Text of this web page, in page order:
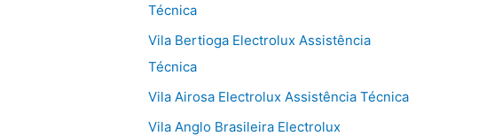
Técnica
Vila Bertioga Electrolux Assistência
Técnica
Vila Airosa Electrolux Assistência Técnica
Vila Anglo Brasileira Electrolux